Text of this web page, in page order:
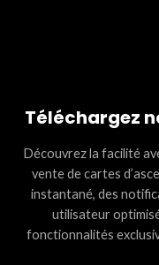
Téléchargez
Découvrez la facilité
vente de cartes
instantané, des
utilisateur
fonctionnalités